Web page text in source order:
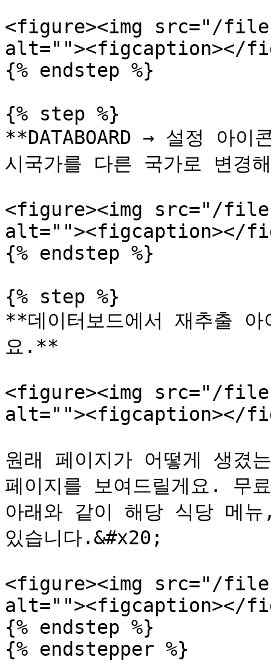
<figure><img src="/files/
alt=""><figcaption></
{% endstep %}
{% step %}
**DATABOARD → 설정 아
시국가를 다른 국가로 변경
<figure><img src="/files/
alt=""><figcaption></
{% endstep %}
{% step %}
**데이터보드에서 재추출
요.**
<figure><img src="/files/
alt=""><figcaption></
원래 페이지가 어떻게 생겼
페이지를 보여드릴게요. 무
아래와 같이 해당 식당 메
있습니다.&#x20;
<figure><img src="/
alt=""><figcaption></
{% endstep %}
{% endstepper %}